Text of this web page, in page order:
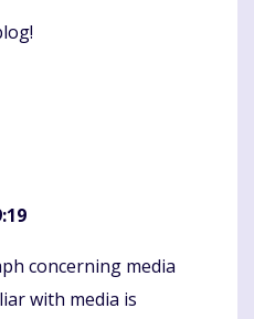
concerning media
with media is